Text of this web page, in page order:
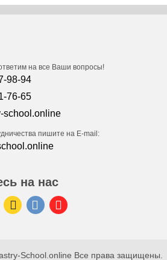
на все Ваши вопросы!
98-94
76-65
school.online
пишите на E-mail:
на нас
School.online Все права защищены.